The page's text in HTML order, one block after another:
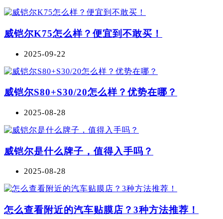
威铠尔K75怎么样？便宜到不敢买！
2025-09-22
威铠尔S80+S30/20怎么样？优势在哪？
2025-08-28
威铠尔是什么牌子，值得入手吗？
2025-08-28
怎么查看附近的汽车贴膜店？3种方法推荐！